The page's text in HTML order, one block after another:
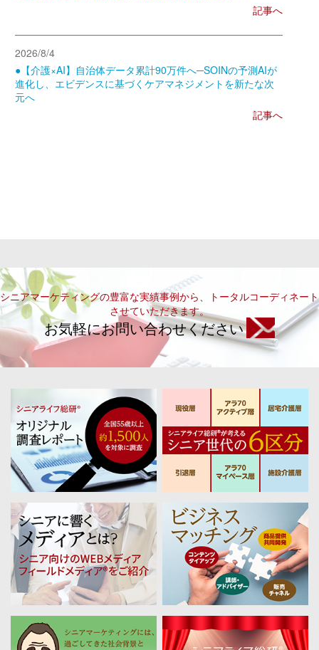
記事へ
2026/8/4
●【介護×AI】自治体データ累計90万件へ─SOINの予測AIが
進化し、エビデンスに基づくケアマネジメントを新たな次
元へ
記事へ
シニアマーケティングの豊富な実績事例から、トータルコーディネート
させていただきます。
お気軽にお問い合わせください